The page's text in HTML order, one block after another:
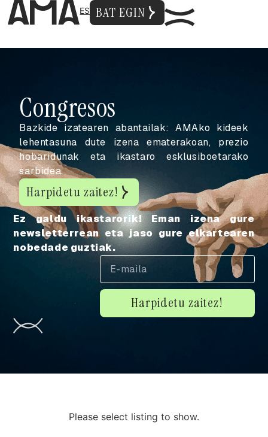
ES BAT EGIN
Congresos
Bazkide izatearen abantailak: AMAko kideek
lehentasuna dute izena ematerakoan, prezio
hobaridunak eta ikastaro esklusiboetarako
sarbidea.
Harpidetu zaitez!
Ez galdu ikastarorik! Eman izena gure
newsletterrean eta jaso gure elkartearen
nobedade guztiak.
Harpidetu zaitez!
Please select listing to show.